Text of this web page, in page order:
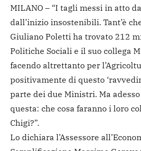
MILANO – “I tagli messi in atto
dall’inizio insostenibili. Tant’è
Giuliano Poletti ha trovato 212
Politiche Sociali e il suo collega
facendo altrettanto per
positivamente di questo
parte dei due Ministri. Ma
questa: che cosa faranno i loro
Chigi?”.
Lo dichiara l’Assessore